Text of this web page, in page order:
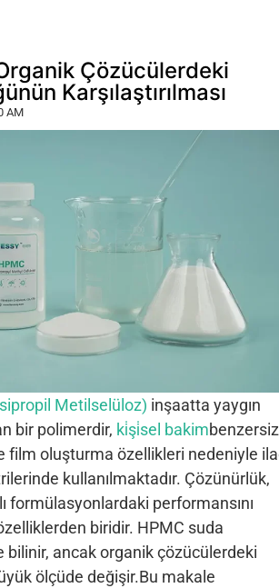
Çözücülerdeki
Karşılaştırılması
AM
Metilselüloz) inşaatta yaygın
bir polimerdir, ki̇şi̇sel bakimbenzersiz
film oluşturma özellikleri nedeniyle
kullanılmaktadır. Çözünürlük,
formülasyonlardaki performansını
biridir. HPMC suda
bilinir, ancak organik çözücülerdeki
ölçüde değişir.Bu makale